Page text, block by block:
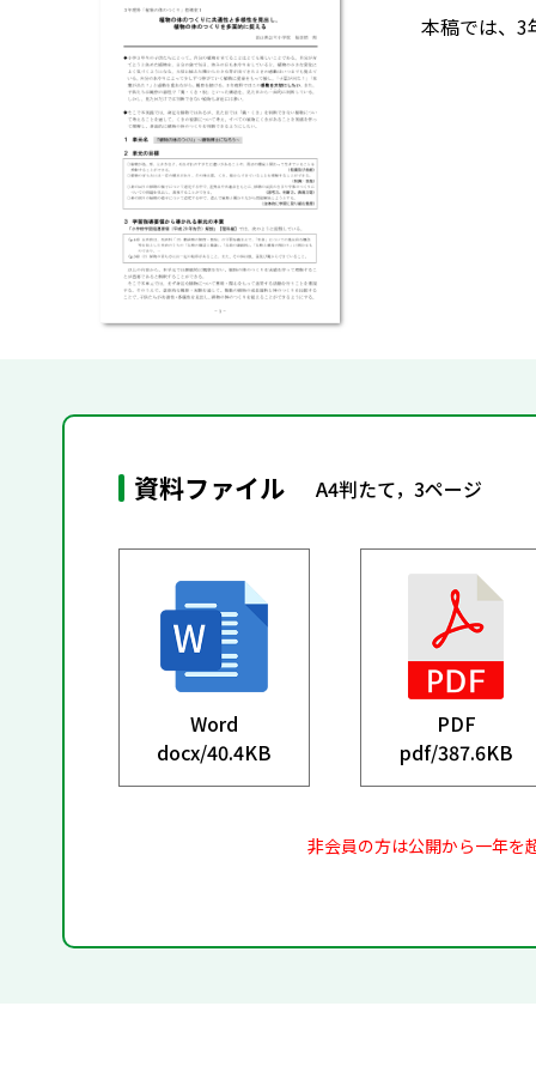
本稿では、3
資料ファイル A4判たて，3ページ
Word
docx/40.4KB
PDF
pdf/387.6KB
非会員の方は公開から一年を